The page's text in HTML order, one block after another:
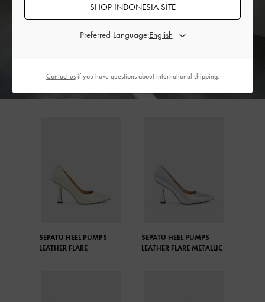
SEPATU HEEL PUMPS
LEATHER FLARE
SEPATU HEEL PUMPS
LEATHER FLARE METALLIC
SHOP INDONESIA SITE
Preferred Language:
Contact usif you have questions about international shipping.